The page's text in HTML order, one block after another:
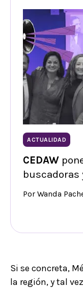
ACTUALIDAD
CEDAW
Por Wanda
Si se concreta,
la región, y tal